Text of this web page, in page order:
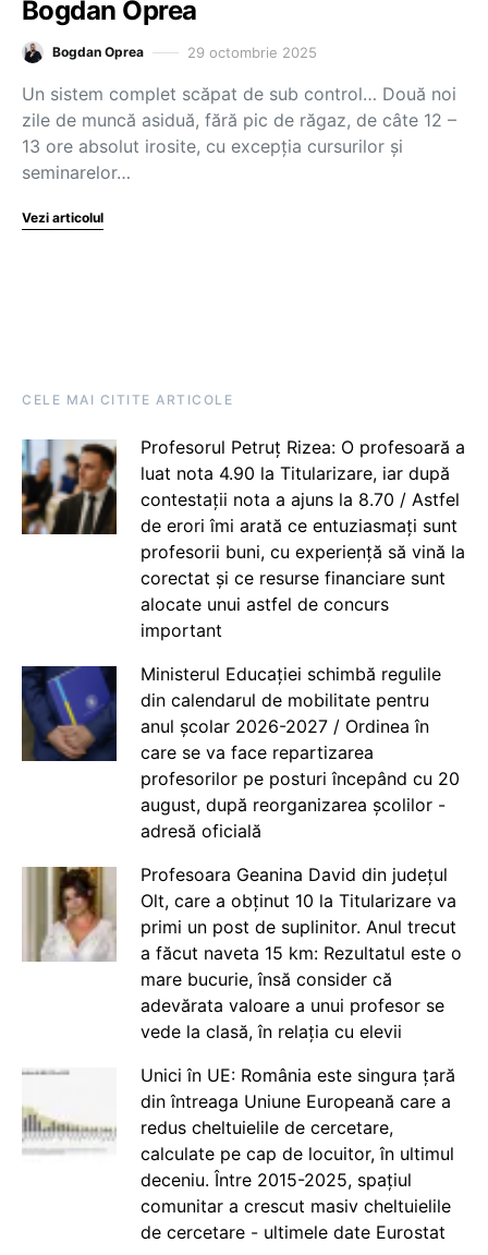
Bogdan Oprea
Bogdan Oprea 29 octombrie 2025
Un sistem complet scăpat de sub control… Două noi
zile de muncă asiduă, fără pic de răgaz, de câte 12 –
13 ore absolut irosite, cu excepția cursurilor și
seminarelor…
Vezi articolul
CELE MAI CITITE ARTICOLE
Profesorul Petruț Rizea: O profesoară a
luat nota 4.90 la Titularizare, iar după
contestații nota a ajuns la 8.70 / Astfel
de erori îmi arată ce entuziasmați sunt
profesorii buni, cu experiență să vină la
corectat și ce resurse financiare sunt
alocate unui astfel de concurs
important
Ministerul Educației schimbă regulile
din calendarul de mobilitate pentru
anul școlar 2026-2027 / Ordinea în
care se va face repartizarea
profesorilor pe posturi începând cu 20
august, după reorganizarea școlilor -
adresă oficială
Profesoara Geanina David din județul
Olt, care a obținut 10 la Titularizare va
primi un post de suplinitor. Anul trecut
a făcut naveta 15 km: Rezultatul este o
mare bucurie, însă consider că
adevărata valoare a unui profesor se
vede la clasă, în relația cu elevii
Unici în UE: România este singura țară
din întreaga Uniune Europeană care a
redus cheltuielile de cercetare,
calculate pe cap de locuitor, în ultimul
deceniu. Între 2015-2025, spațiul
comunitar a crescut masiv cheltuielile
de cercetare - ultimele date Eurostat